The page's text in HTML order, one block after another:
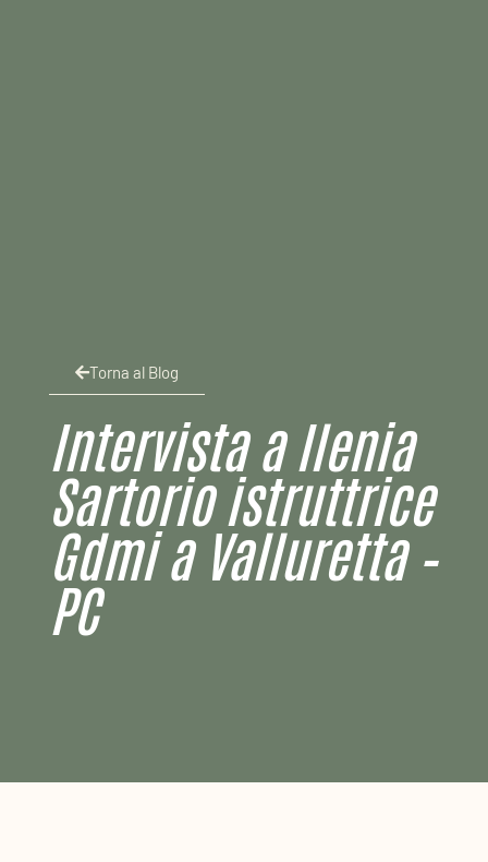
Torna al Blog
Intervista a Ilenia
Sartorio istruttrice
Gdmi a Valluretta –
PC